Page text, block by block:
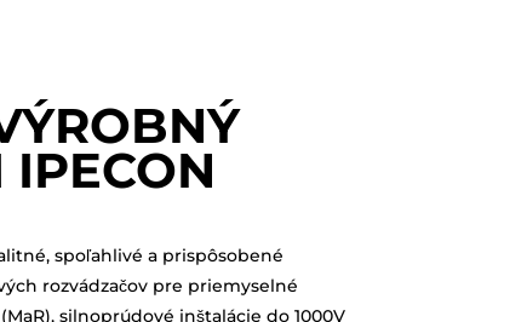
IPECON
spoľahlivé a prispôsobené
rozvádzačov pre priemyselné
silnoprúdové inštalácie do 1000V